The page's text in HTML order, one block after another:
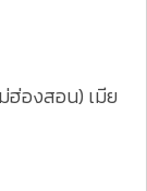
ฮ่องสอน) เมีย